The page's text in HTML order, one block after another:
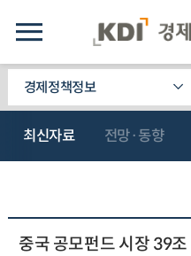
경제정책정보
최신자료 전망·동향
중국 공모펀드 시장 39